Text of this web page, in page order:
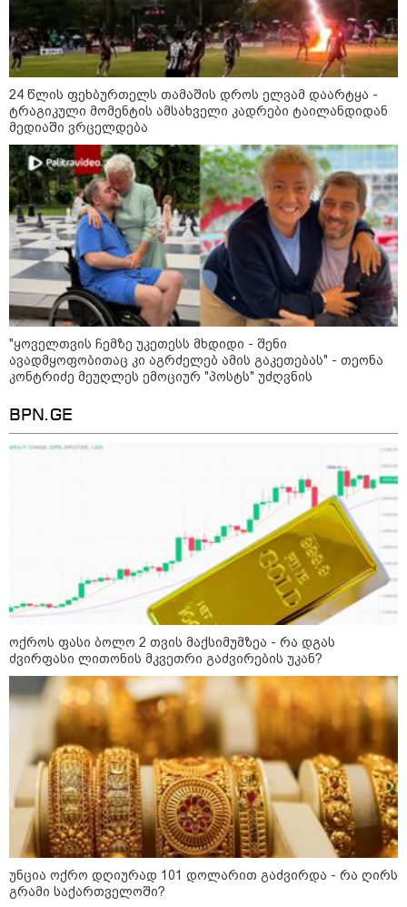
17:12 / 09-08-2026
უნცია ოქრო დღიურად 101
დოლარით გაძვირდა - რა ღირს
გრამი საქართველოში?
16:49 / 09-08-2026
ქუთაისში, ბრალდებული
დაზარალებულის ბინაში შეიჭრა
და შეეცადა ოქროს
სამკაულების დაუფლებას -
დეტალებს პროკურატურა
ასაჯაროებს
16:06 / 09-08-2026
"ტრაგედიამდე ალექსანდრე
გაბაშვილი ChatGPT-ის აწვდის
თავისი ელექტროშოკის
ინფორმაციებს და ეუბნება:
გათიშავს თუ არა პიროვნებას,
თან ეუბნება, დაივიწყე, რაც
გითხარი" - გიგა ავალიანის
კატეგორიის ყველა სიახლე
მკითხველის რჩევით
17:12 / 09-08-2026
უნცია ოქრო დღიურად
101 დოლარით
გაძვირდა - რა ღირს
გრამი საქართველოში?
16:49 / 09-08-2026
ქუთაისში,
ბრალდებული
დაზარალებულის
16:06 / 09-
24 წლის ფეხბურთელს თამაშის დროს ელვამ დაარტყა -
ტრაგიკული მომენტის ამსახველი კადრები ტაილანდიდან
მედიაში ვრცელდება
"ყოველთვის ჩემზე უკეთესს მხდიდი - შენი
ავადმყოფობითაც კი აგრძელებ ამის გაკეთებას" - თეონა
კონტრიძე მეუღლეს ემოციურ "პოსტს" უძღვნის
BPN.GE
ოქროს ფასი ბოლო 2 თვის მაქსიმუმზეა - რა დგას
ძვირფასი ლითონის მკვეთრი გაძვირების უკან?
უნცია ოქრო დღიურად 101 დოლარით გაძვირდა - რა ღირს
გრამი საქართველოში?